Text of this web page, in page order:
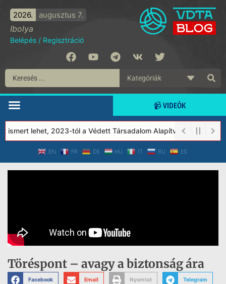
2026. augusztus 7.
Ibolya
Belépés / Regisztráció
📹 VIDEÓK
lehet, 2023-tól a Védett Társadalom Alapítvány
EN FR DE HU IT RU ES
Töréspont – avagy a biztonság ára
Facebook Email Nyomtat Telegram